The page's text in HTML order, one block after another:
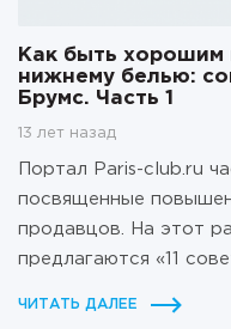
Как быть хорошим
нижнему белью:
Брумс. Часть 1
13 лет назад
Портал Paris-club.ru
посвященные
продавцов. На этот
предлагаются «11
ЧИТАТЬ ДАЛЕЕ